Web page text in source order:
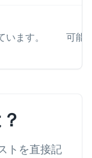
ます。 可能
トを直接記